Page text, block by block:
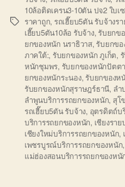
Tags
10ล้อติดเครน3-10ตัน ปจ2 ใบเ
ราคาถูก, รถเฮี๊ยบ5ตัน รับจ้างร
เฮี๊ยบ5ตัน10ล้อ รับจ้าง, รับยกข
ยกของหนัก นราธิวาส, รับยกขอ
ภาคใต้:, รับยกของหนัก ภูเก็ต,
หนักชุมพร, รับยกของหนักปัตต
ยกของหนักระนอง, รับยกของห
รับยกของหนักสุราษฎร์ธานี, ลำ
ลำพูนบริการรถยกของหนัก, สุโ
รถเฮี๊ยบ5ตัน รับจ้าง, อุตรดิตถ์บ
บริการรถยกของหนัก, เชียงรา
เชียงใหม่บริการรถยกของหนัก,
เพชรบูรณ์บริการรถยกของหนัก,
แม่ฮ่องสอนบริการรถยกของหนั